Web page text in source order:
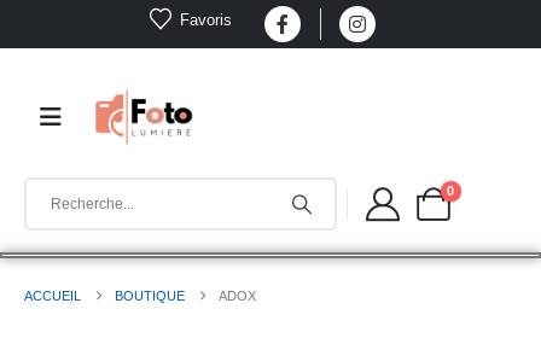
Favoris
0
ACCUEIL BOUTIQUE ADOX